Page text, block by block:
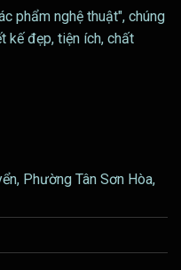
phẩm nghệ thuật", chúng
kế đẹp, tiện ích, chất
Phường Tân Sơn Hòa,